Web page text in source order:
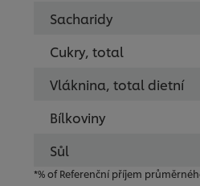
Sacharidy
Cukry, total
Vláknina, total dietní
Bílkoviny
Sůl
*% of Referenční příjem